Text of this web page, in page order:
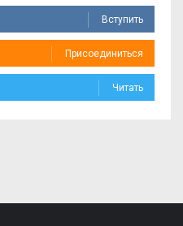
Вступить
Присоединиться
Читать